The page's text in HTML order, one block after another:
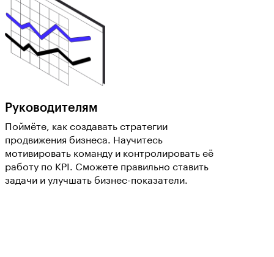
Руководителям
Поймёте, как создавать стратегии
продвижения бизнеса. Научитесь
мотивировать команду и контролировать её
работу по KPI. Сможете правильно ставить
задачи и улучшать бизнес-показатели.